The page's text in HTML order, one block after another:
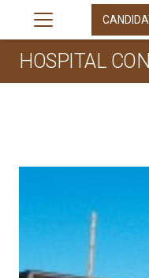
HOSPITAL